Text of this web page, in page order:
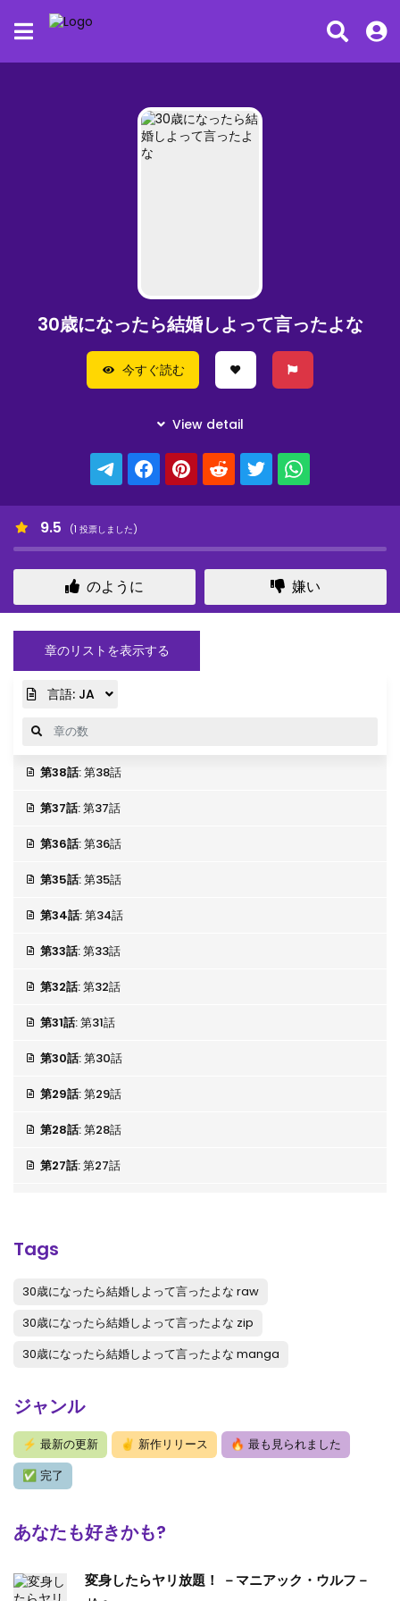
30歳になったら結婚しよって言ったよな
今すぐ読む
9.5 (1 投票しました)
のように 嫌い
章のリストを表示する
言語: JA
第38話: 第38話
第37話: 第37話
第36話: 第36話
第35話: 第35話
第34話: 第34話
第33話: 第33話
第32話: 第32話
第31話: 第31話
第30話: 第30話
第29話: 第29話
第28話: 第28話
第27話: 第27話
第22話 : 第22話
第20話: 第20話
第19話: 第19話
第18話
第17話: 第17話
第15話 : 第15話
Tags
30歳になったら結婚しよって言ったよな raw
30歳になったら結婚しよって言ったよな zip
30歳になったら結婚しよって言ったよな manga
ジャンル
⚡ 最新の更新 ✌ 新作リリース 🔥 最も見られました
✅ 完了
あなたも好きかも?
変身したらヤリ放題！ －マニアック・ウルフ－